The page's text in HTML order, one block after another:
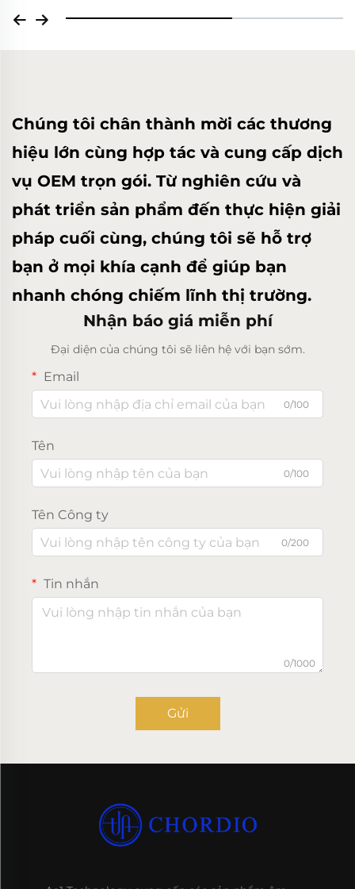
Chúng tôi chân thành mời các thương
hiệu lớn cùng hợp tác và cung cấp dịch
vụ OEM trọn gói. Từ nghiên cứu và
phát triển sản phẩm đến thực hiện giải
pháp cuối cùng, chúng tôi sẽ hỗ trợ
bạn ở mọi khía cạnh để giúp bạn
nhanh chóng chiếm lĩnh thị trường.
Nhận báo giá miễn phí
Đại diện của chúng tôi sẽ liên hệ với bạn sớm.
Email
0/100
Tên
0/100
Tên Công ty
0/200
Tin nhắn
0/1000
Gửi